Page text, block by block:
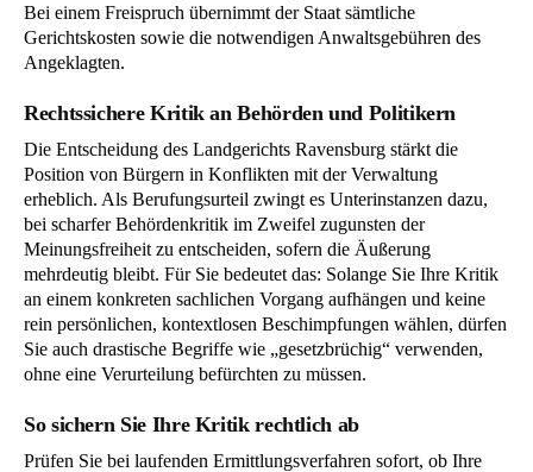
Bei einem Freispruch übernimmt der Staat sämtliche
Gerichtskosten sowie die notwendigen Anwaltsgebühren des
Angeklagten.
Rechtssichere Kritik an Behörden und Politikern
Die Entscheidung des Landgerichts Ravensburg stärkt die
Position von Bürgern in Konflikten mit der Verwaltung
erheblich. Als Berufungsurteil zwingt es Unterinstanzen dazu,
bei scharfer Behördenkritik im Zweifel zugunsten der
Meinungsfreiheit zu entscheiden, sofern die Äußerung
mehrdeutig bleibt. Für Sie bedeutet das: Solange Sie Ihre Kritik
an einem konkreten sachlichen Vorgang aufhängen und keine
rein persönlichen, kontextlosen Beschimpfungen wählen, dürfen
Sie auch drastische Begriffe wie „gesetzbrüchig“ verwenden,
ohne eine Verurteilung befürchten zu müssen.
So sichern Sie Ihre Kritik rechtlich ab
Prüfen Sie bei laufenden Ermittlungsverfahren sofort, ob Ihre